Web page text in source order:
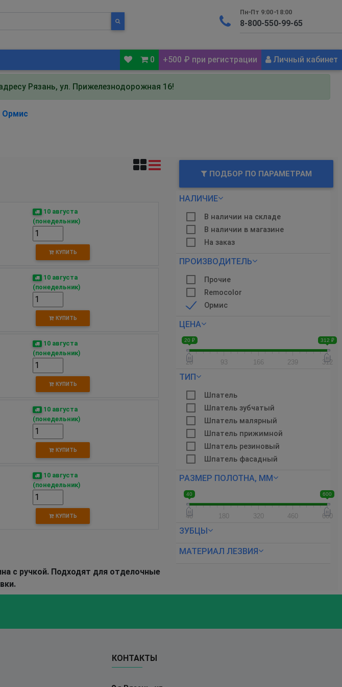
Пн-Пт 9:00-18:00
0 +500 ₽ при регистрации Личный кабинет
Рязань, ул. Прижелезнодорожная 16!
Ормис
ПОДБОР ПО ПАРАМЕТРАМ
НАЛИЧИЕ
В наличии на складе
В наличии в магазине
На заказ
ПРОИЗВОДИТЕЛЬ
Прочие
Remocolor
Ормис
ЦЕНА
20 ₽ 312 ₽
20 93 166 239 312
ТИП
Шпатель
Шпатель зубчатый
Шпатель малярный
Шпатель прижимной
Шпатель резиновый
Шпатель фасадный
РАЗМЕР ПОЛОТНА, ММ
40 600
40 180 320 460 600
ЗУБЦЫ
МАТЕРИАЛ ЛЕЗВИЯ
10 августа
(понедельник)
КУПИТЬ
10 августа
(понедельник)
КУПИТЬ
10 августа
(понедельник)
КУПИТЬ
10 августа
(понедельник)
КУПИТЬ
10 августа
(понедельник)
КУПИТЬ
с ручкой. Подходят для отделочные
КОНТАКТЫ